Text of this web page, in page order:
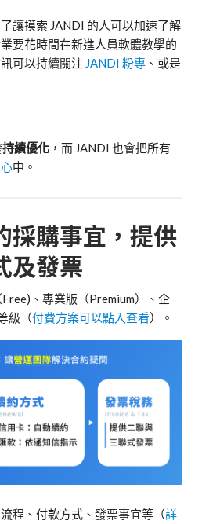
讓摸索 JANDI 的人可以加速了解
要花時間在新進人員軟體教學的
可以持續關注 JANDI 粉專 、或是
持續優化 ，而 JANDI 也會把所有
中。
採購事宜，提供
及發票
、專業版（Premium）、企
級（付費方案可以點入查看）。
程、付款方式、發票事宜等（詳